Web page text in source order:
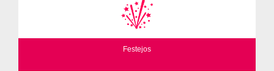
Festejos